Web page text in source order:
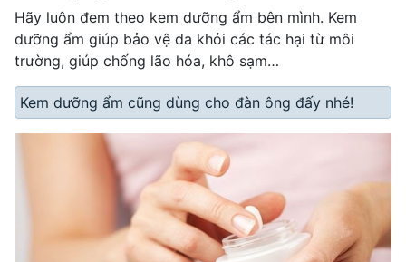
Hãy luôn đem theo kem dưỡng ẩm bên mình. Kem
dưỡng ẩm giúp bảo vệ da khỏi các tác hại từ môi
trường, giúp chống lão hóa, khô sạm…
Kem dưỡng ẩm cũng dùng cho đàn ông đấy nhé!